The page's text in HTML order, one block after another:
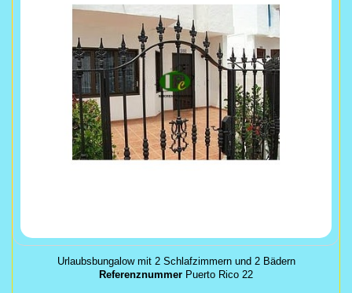
Urlaubsbungalow mit 2 Schlafzimmern und 2 Bädern
Referenznummer Puerto Rico 22